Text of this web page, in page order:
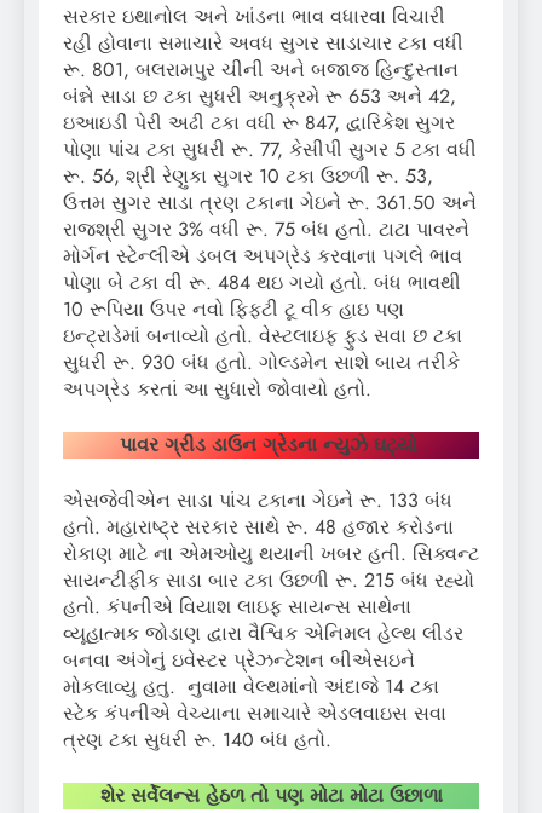
સરકાર ઇથાનોલ અને ખાંડના ભાવ વધારવા વિચારી
રહી હોવાના સમાચારે અવધ સુગર સાડાચાર ટકા વધી
રૂ. 801, બલરામપુર ચીની અને બજાજ હિન્દુસ્તાન
બંન્ને સાડા છ ટકા સુધરી અનુક્રમે રૂ 653 અને 42,
ઇઆઇડી પેરી અઢી ટકા વધી રૂ 847, દ્વારિકેશ સુગર
પોણા પાંચ ટકા સુધરી રૂ. 77, કેસીપી સુગર 5 ટકા વધી
રૂ. 56, શ્રી રેણુકા સુગર 10 ટકા ઉછળી રૂ. 53,
ઉત્તમ સુગર સાડા ત્રણ ટકાના ગેઇને રૂ. 361.50 અને
રાજશ્રી સુગર 3% વધી રૂ. 75 બંધ હતો. ટાટા પાવરને
મોર્ગન સ્ટેન્લીએ ડબલ અપગ્રેડ કરવાના પગલે ભાવ
પોણા બે ટકા વી રૂ. 484 થઇ ગયો હતો. બંધ ભાવથી
10 રૂપિયા ઉપર નવો ફિફ્ટી ટૂ વીક હાઇ પણ
ઇન્ટ્રાડેમાં બનાવ્યો હતો. વેસ્ટલાઇફ ફુડ સવા છ ટકા
સુધરી રૂ. 930 બંધ હતો. ગોલ્ડમેન સાશે બાય તરીકે
અપગ્રેડ કરતાં આ સુધારો જોવાયો હતો.
પાવર ગ્રીડ ડાઉન ગ્રેડના ન્યુઝે ઘટ્યો
એસજેવીએન સાડા પાંચ ટકાના ગેઇને રૂ. 133 બંધ
હતો. મહારાષ્ટ્ર સરકાર સાથે રૂ. 48 હજાર કરોડના
રોકાણ માટે ના એમઓયુ થયાની ખબર હતી. સિક્વન્ટ
સાયન્ટીફીક સાડા બાર ટકા ઉછળી રૂ. 215 બંધ રહ્યો
હતો. કંપનીએ વિયાશ લાઇફ સાયન્સ સાથેના
વ્યૂહાત્મક જોડાણ દ્વારા વૈશ્વિક એનિમલ હેલ્થ લીડર
બનવા અંગેનું ઇવેસ્ટર પ્રેઝન્ટેશન બીએસઇને
મોકલાવ્યુ હતુ. નુવામા વેલ્થમાંનો અંદાજે 14 ટકા
સ્ટેક કંપનીએ વેચ્યાના સમાચારે એડલવાઇસ સવા
ત્રણ ટકા સુધરી રૂ. 140 બંધ હતો.
શેર સર્વેલન્સ હેઠળ તો પણ મોટા મોટા ઉછાળા